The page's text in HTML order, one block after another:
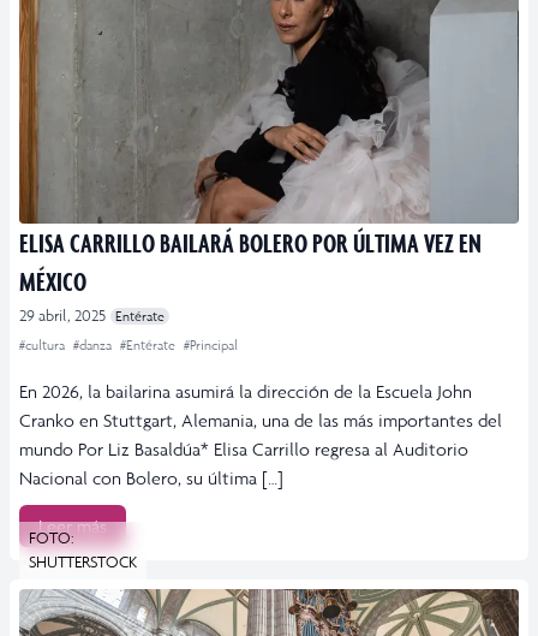
ELISA CARRILLO BAILARÁ BOLERO POR ÚLTIMA VEZ EN
MÉXICO
29 abril, 2025 Entérate
#cultura #danza #Entérate #Principal
En 2026, la bailarina asumirá la dirección de la Escuela John
Cranko en Stuttgart, Alemania, una de las más importantes del
mundo Por Liz Basaldúa* Elisa Carrillo regresa al Auditorio
Nacional con Bolero, su última […]
Leer más
FOTO:
SHUTTERSTOCK